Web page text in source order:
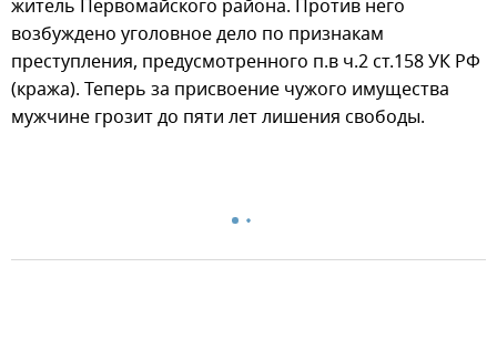
житель Первомайского района. Против него
возбуждено уголовное дело по признакам
преступления, предусмотренного п.в ч.2 ст.158 УК РФ
(кража). Теперь за присвоение чужого имущества
мужчине грозит до пяти лет лишения свободы.